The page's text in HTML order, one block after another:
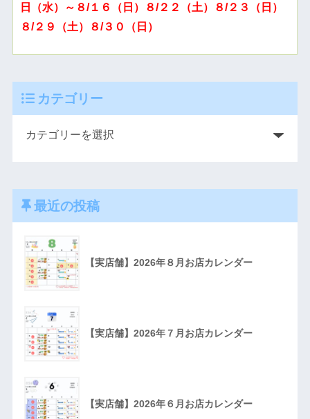
日（水）～８/１６（日）８/２２（土）８/２３（日）
８/２９（土）８/３０（日）
カテゴリー
最近の投稿
【実店舗】2026年８月お店カレンダー
【実店舗】2026年７月お店カレンダー
【実店舗】2026年６月お店カレンダー